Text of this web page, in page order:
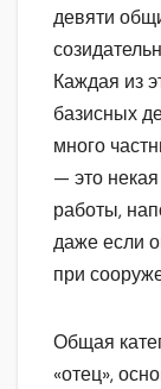
девяти
Каждая из
базисных
много
— это
работы,
даже если
при
Общая
«отец»,